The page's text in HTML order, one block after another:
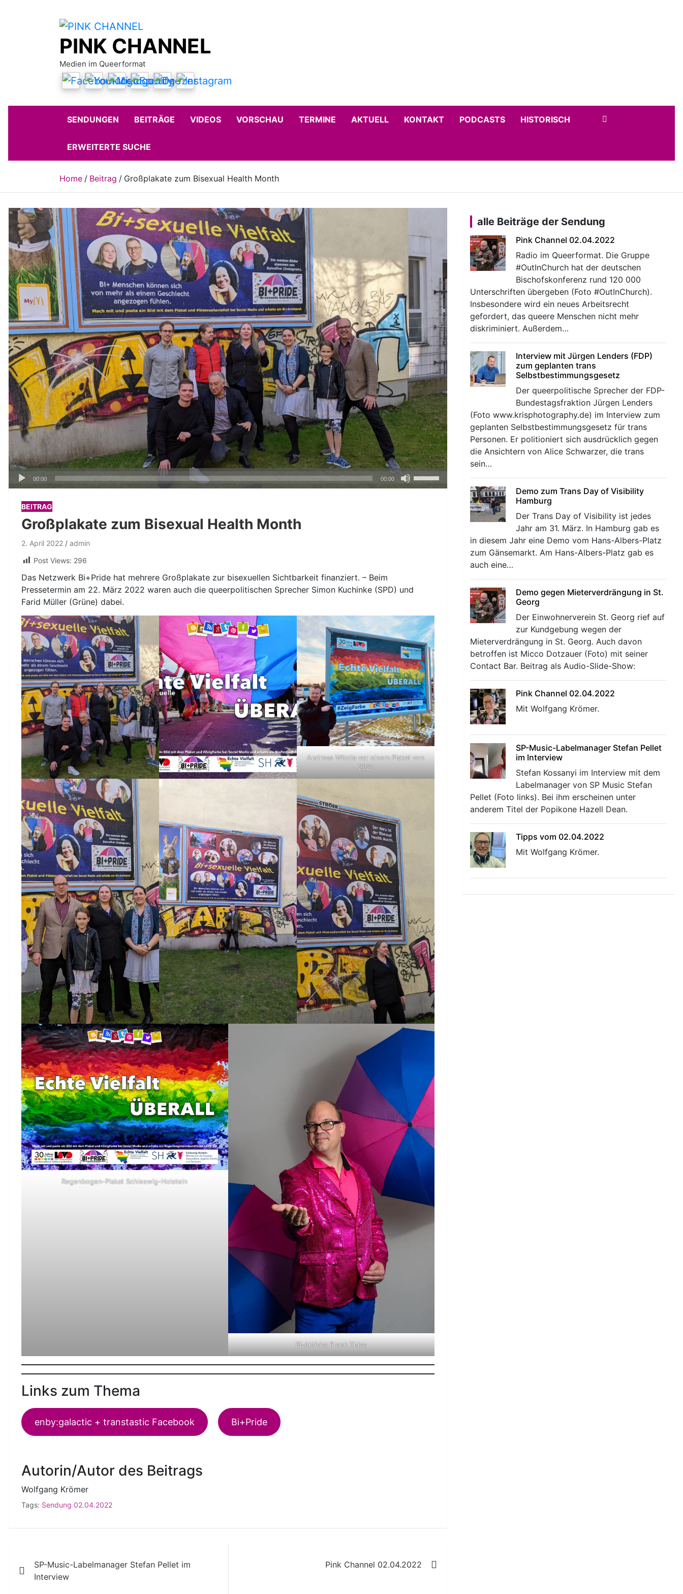
PINK CHANNEL
Medien im Queerformat
SENDUNGEN BEITRÄGE VIDEOS VORSCHAU TERMINE AKTUELL KONTAKT PODCASTS HISTORISCH
ERWEITERTE SUCHE
Home Beitrag Großplakate zum Bisexual Health Month
Audio-
Player
00:00 00:00
Pfeiltasten
Hoch/Runter
BEITRAG
Großplakate zum Bisexual Health Month
2. April 2022
admin
Post Views: 296
Das Netzwerk Bi+Pride hat mehrere Großplakate zur bisexuellen Sichtbarkeit finanziert. – Beim
Pressetermin am 22. März 2022 waren auch die queerpolitischen Sprecher Simon Kuchinke (SPD) und
Farid Müller (Grüne) dabei.
Andreas Witolla vor einem Plakat von
2021
Regenbogen-Plakat Schleswig-Holstein
Bi-Aktivist Frank Thies
Links zum Thema
enby:galactic + transtastic Facebook Bi+Pride
Autorin/Autor des Beitrags
Wolfgang Krömer
Tags: Sendung 02.04.2022
SP-Music-Labelmanager Stefan Pellet im
Interview
Pink Channel 02.04.2022
alle Beiträge der Sendung
Pink Channel 02.04.2022
Radio im Queerformat. Die Gruppe
#OutInChurch hat der deutschen
Bischofskonferenz rund 120 000
Unterschriften übergeben (Foto #OutInChurch).
Insbesondere wird ein neues Arbeitsrecht
gefordert, das queere Menschen nicht mehr
diskriminiert. Außerdem…
Interview mit Jürgen Lenders (FDP)
zum geplanten trans
Selbstbestimmungsgesetz
Der queerpolitische Sprecher der FDP-
Bundestagsfraktion Jürgen Lenders
(Foto www.krisphotography.de) im Interview zum
geplanten Selbstbestimmungsgesetz für trans
Personen. Er politioniert sich ausdrücklich gegen
die Ansichtern von Alice Schwarzer, die trans
sein…
Demo zum Trans Day of Visibility
Hamburg
Der Trans Day of Visibility ist jedes
Jahr am 31. März. In Hamburg gab es
in diesem Jahr eine Demo vom Hans-Albers-Platz
zum Gänsemarkt. Am Hans-Albers-Platz gab es
auch eine…
Demo gegen Mieterverdrängung in St.
Georg
Der Einwohnerverein St. Georg rief auf
zur Kundgebung wegen der
Mieterverdrängung in St. Georg. Auch davon
betroffen ist Micco Dotzauer (Foto) mit seiner
Contact Bar. Beitrag als Audio-Slide-Show:
Pink Channel 02.04.2022
Mit Wolfgang Krömer.
SP-Music-Labelmanager Stefan Pellet
im Interview
Stefan Kossanyi im Interview mit dem
Labelmanager von SP Music Stefan
Pellet (Foto links). Bei ihm erscheinen unter
anderem Titel der Popikone Hazell Dean.
Tipps vom 02.04.2022
Mit Wolfgang Krömer.